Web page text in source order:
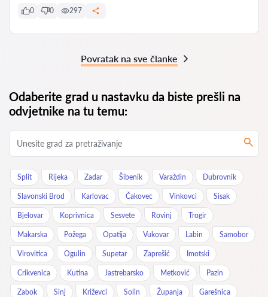
0 0 297
Povratak na sve članke
Odaberite grad u nastavku da biste prešli na
odvjetnike na tu temu:
Split Rijeka Zadar Šibenik Varaždin Dubrovnik
Slavonski Brod Karlovac Čakovec Vinkovci Sisak
Bjelovar Koprivnica Sesvete Rovinj Trogir
Makarska Požega Opatija Vukovar Labin Samobor
Virovitica Ogulin Supetar Zaprešić Imotski
Crikvenica Kutina Jastrebarsko Metković Pazin
Zabok Sinj Križevci Solin Županja Garešnica